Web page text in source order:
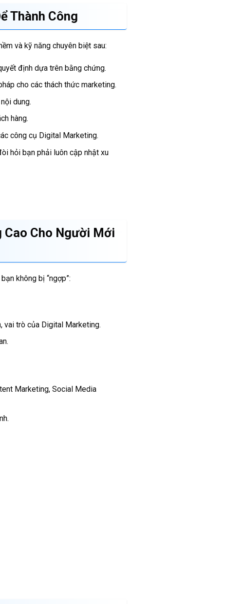
Thành Công
và kỹ năng chuyên biệt sau:
định dựa trên bằng chứng.
cho các thách thức marketing.
dung.
hàng.
công cụ Digital Marketing.
hỏi bạn phải luôn cập nhật xu
Cao Cho Người Mới
không bị “ngợp”:
vai trò của Digital Marketing.
Marketing, Social Media